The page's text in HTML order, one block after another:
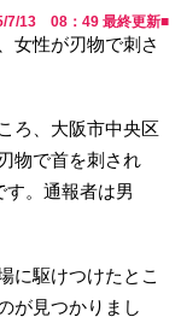
7/13 08：49 最終更新■
女性が刃物で刺さ
ろ、大阪市中央区
物で首を刺され
す。通報者は男
に駆けつけたとこ
が見つかりまし